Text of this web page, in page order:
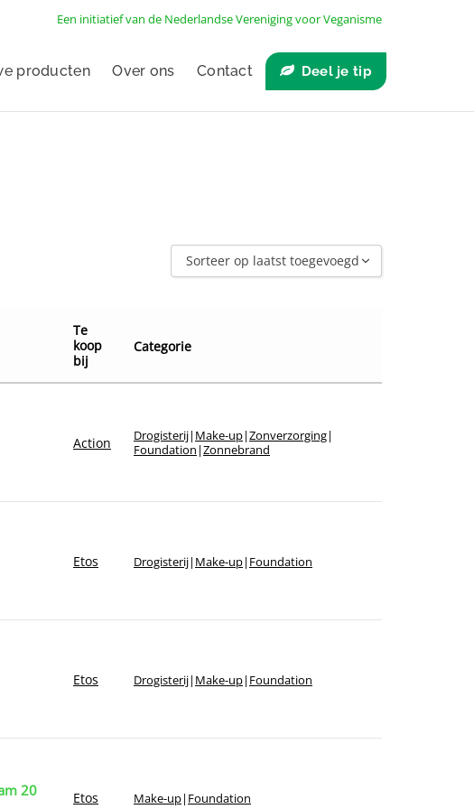
Een initiatief van de Nederlandse Vereniging voor Veganisme
producten Over ons Contact Deel je tip
Sorteer op laatst toegevoegd
Sorteer op winkel
Te
koop
bij
Categorie
Action Drogisterij| Make-up|Zonverzorging|
Foundation |Zonnebrand
Etos Drogisterij| Make-up| Foundation
Etos Drogisterij| Make-up| Foundation
20
Etos Make-up| Foundation